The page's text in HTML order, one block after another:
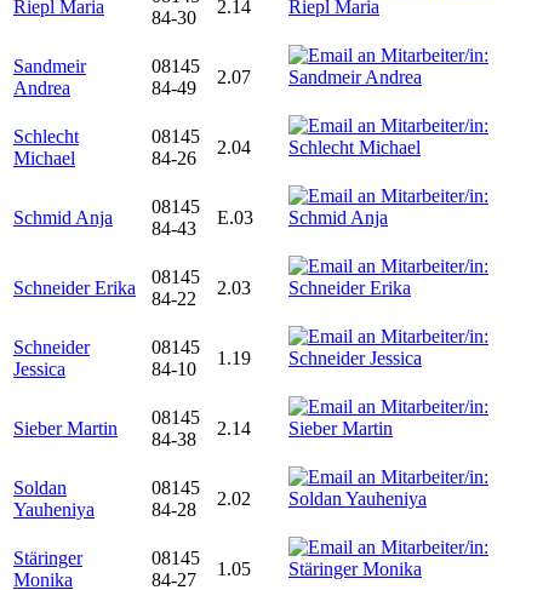
Riepl Maria
84-30
2.14
Sandmeir
Andrea
08145
84-49
2.07
Schlecht
Michael
08145
84-26
2.04
Schmid Anja
08145
84-43
E.03
Schneider Erika
08145
84-22
2.03
Schneider
Jessica
08145
84-10
1.19
Sieber Martin
08145
84-38
2.14
Soldan
Yauheniya
08145
84-28
2.02
Stäringer
Monika
08145
84-27
1.05